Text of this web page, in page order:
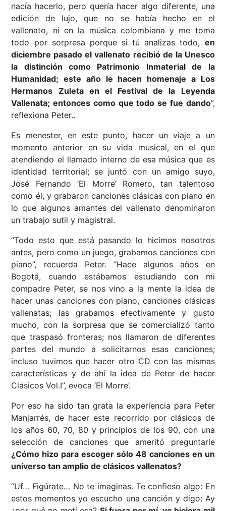
nacía hacerlo, pero quería hacer algo diferente, una
edición de lujo, que no se había hecho en el
vallenato, ni en la música colombiana y me toma
todo por sorpresa porque si tú analizas todo, en
diciembre pasado el vallenato recibió de la Unesco
la distinción como Patrimonio Inmaterial de la
Humanidad; este año le hacen homenaje a Los
Hermanos Zuleta en el Festival de la Leyenda
Vallenata; entonces como que todo se fue dando”,
reflexiona Peter..
Es menester, en este punto, hacer un viaje a un
momento anterior en su vida musical, en el que
atendiendo el llamado interno de esa música que es
identidad territorial; se juntó con un amigo suyo,
José Fernando ‘El Morre’ Romero, tan talentoso
como él, y grabaron canciones clásicas con piano en
lo que algunos amantes del vallenato denominaron
un trabajo sutil y magistral.
“Todo esto que está pasando lo hicimos nosotros
antes, pero como un juego, grabamos canciones con
piano”, recuerda Peter. “Hace algunos años en
Bogotá, cuando estábamos estudiando con mi
compadre Peter, se nos vino a la mente la idea de
hacer unas canciones con piano, canciones clásicas
vallenatas; las grabamos efectivamente y gusto
mucho, con la sorpresa que se comercializó tanto
que traspasó fronteras; nos llamaron de diferentes
partes del mundo a solicitarnos esas canciones;
incluso tuvimos que hacer otro CD con las mismas
características y de ahí la idea de Peter de hacer
Clásicos Vol.I”, evoca ‘El Morre’.
Por eso ha sido tan grata la experiencia para Peter
Manjarrés, de hacer este recorrido por clásicos de
los años 60, 70, 80 y principios de los 90, con una
selección de canciones que ameritó preguntarle
¿Cómo hizo para escoger sólo 48 canciones en un
universo tan amplio de clásicos vallenatos?
“Uf… Figúrate… No te imaginas. Te confieso algo: En
estos momentos yo escucho una canción y digo: Ay